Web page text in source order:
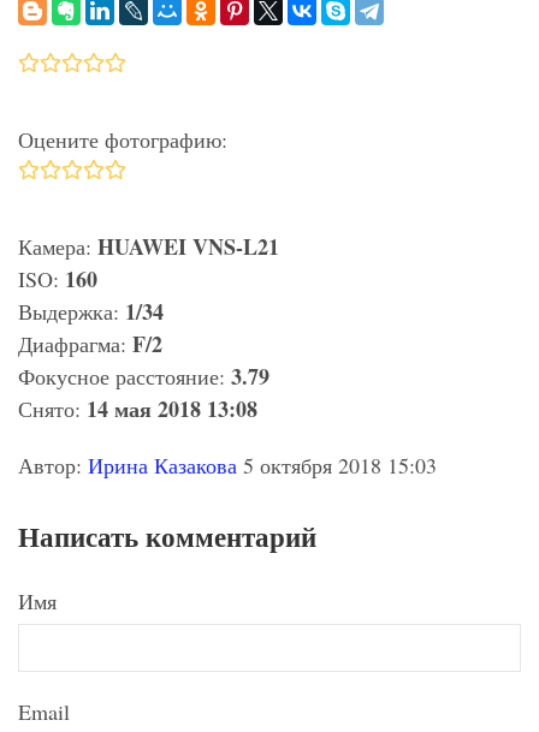
Оцените фотографию:
Камера: HUAWEI VNS-L21
ISO: 160
Выдержка: 1/34
Диафрагма: F/2
Фокусное расстояние: 3.79
Снято: 14 мая 2018 13:08
Автор: Ирина Казакова 5 октября 2018 15:03
Написать комментарий
Имя
Email